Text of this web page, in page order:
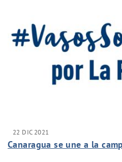
22 DIC 2021
Canaragua se une a la